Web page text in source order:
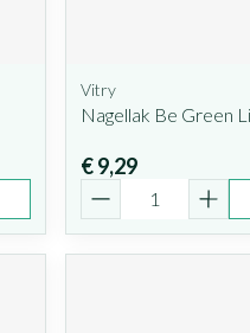
Vitry
Nagellak Be Green
€ 9,29